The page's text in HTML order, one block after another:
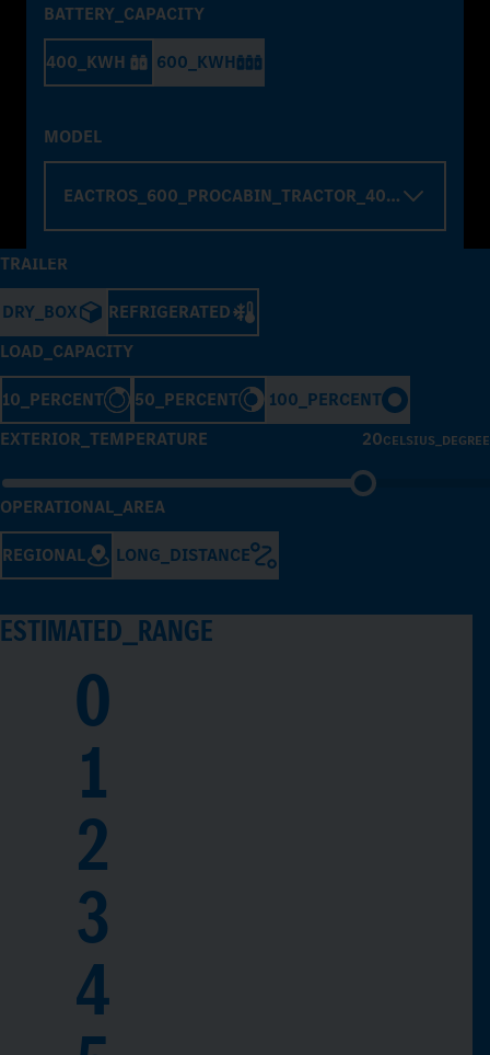
BATTERY_CAPACITY
400_KWH 600_KWH
MODEL
TRAILER
DRY_BOX
REFRIGERATED
LOAD_CAPACITY
10_PERCENT 50_PERCENT
100_PERCENT
EXTERIOR_TEMPERATURE
20CELSIUS_DEGREE
OPERATIONAL_AREA
REGIONAL LONG_DISTANCE
ESTIMATED_RANGE
0
1
2
3
4